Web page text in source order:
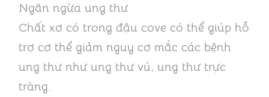
Ngăn ngừa ung thư
Chất xơ có trong đậu cove có thể giúp hỗ
trợ cơ thể giảm nguy cơ mắc các bệnh
ung thư như ung thư vú, ung thư trực
tràng.